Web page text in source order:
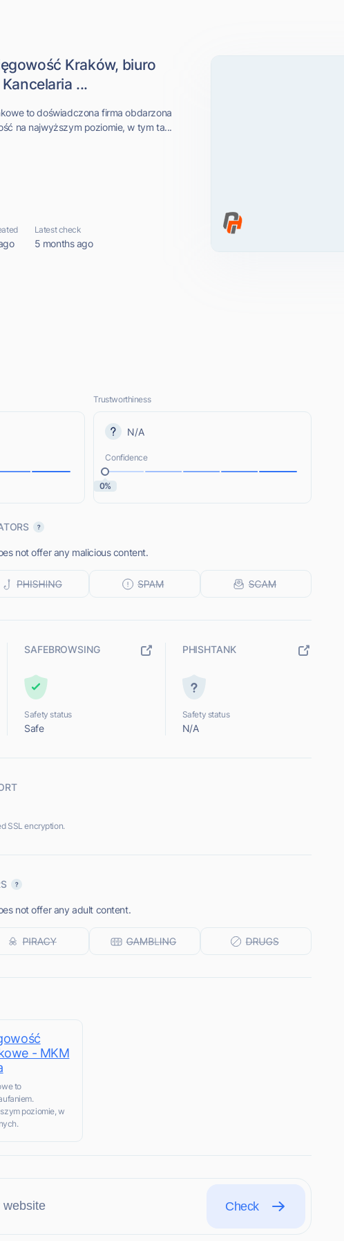
Kraków, biuro
...
to doświadczona firma obdarzona
na najwyższym poziomie, w tym ta...
Latest check
5 months ago
Trustworthiness
N/A
Confidence
0%
not offer any malicious content.
SAFEBROWSING
Safety status
Safe
PHISHTANK
Safety status
N/A
SSL encryption.
not offer any adult content.
- MKM
to
poziomie, w
Check